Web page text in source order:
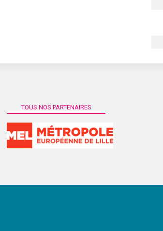
TOUS NOS PARTENAIRES